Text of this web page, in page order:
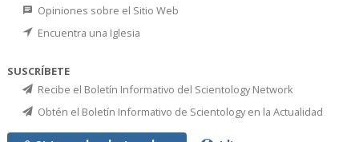
Opiniones sobre el Sitio Web
Encuentra una Iglesia
SUSCRÍBETE
Recibe el Boletín Informativo del Scientology Network
Obtén el Boletín Informativo de Scientology en la Actualidad